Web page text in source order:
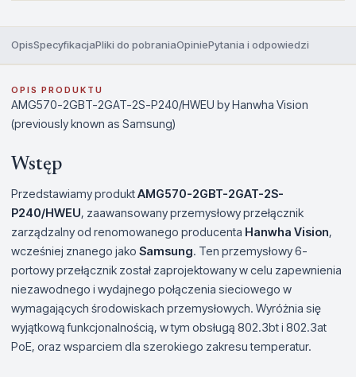
OpisSpecyfikacjaPliki do pobraniaOpiniePytania i odpowiedzi
OPIS PRODUKTU
AMG570-2GBT-2GAT-2S-P240/HWEU by Hanwha Vision
(previously known as Samsung)
Wstęp
Przedstawiamy produktAMG570-2GBT-2GAT-2S-
P240/HWEU, zaawansowany przemysłowy przełącznik
zarządzalny od renomowanego producenta Hanwha Vision,
wcześniej znanego jako Samsung. Ten przemysłowy 6-
portowy przełącznik został zaprojektowany w celu zapewnienia
niezawodnego i wydajnego połączenia sieciowego w
wymagających środowiskach przemysłowych. Wyróżnia się
wyjątkową funkcjonalnością, w tym obsługą 802.3bt i 802.3at
PoE, oraz wsparciem dla szerokiego zakresu temperatur.